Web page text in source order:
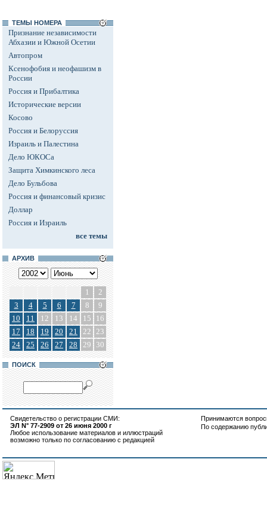
ТЕМЫ НОМЕРА
Признание независимости
Абхазии и Южной Осетии
Автопром
Ксенофобия и неофашизм в
России
Россия и Прибалтика
Исторические версии
Косово
Россия и Белоруссия
Израиль и Палестина
Дело ЮКОСа
Защита Химкинского леса
Дело Бульбова
Россия и финансовый кризис
Доллар
Россия и Израиль
все темы
АРХИВ
1
2
3
4 5 6 7 8
9
10
11 12 13 14 15
16
17
18 19 20 21 22 23
24
25 26 27 28 29 30
ПОИСК
Свидетельство о регистрации СМИ:
ЭЛ N° 77-2909 от 26 июня 2000 г
Любое использование материалов и иллюстраций
возможно только по согласованию с редакцией
Принимаются
По содержанию